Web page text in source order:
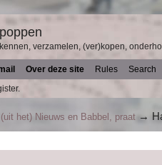
verzamelen, (ver)kopen,
Over deze site Rules Search
(uit het) Nieuws en Babbel, praat →